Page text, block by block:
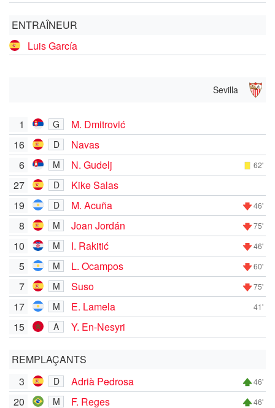
ENTRAÎNEUR
Luis García
Sevilla
1 G
M. Dmitrović
16
D
Navas
6
M N. Gudelj 62'
27 D
Kike Salas
19
D M. Acuña 46'
8 M Joan Jordán 75'
10 M I. Rakitić 46'
5 M L. Ocampos 60'
7 M Suso 75'
17 M E. Lamela 41'
15 A Y. En-Nesyri
REMPLAÇANTS
3
D Adrià Pedrosa 46'
20 M F. Reges 46'